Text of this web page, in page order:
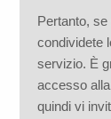
Pertanto,
condividete
servizio. È
accesso
quindi vi